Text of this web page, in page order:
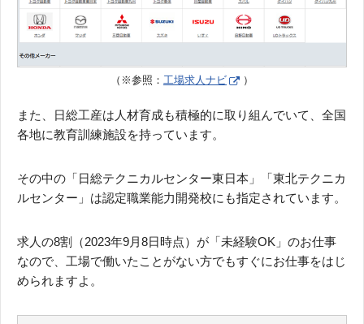
（※参照： 工場求人ナビ ）
また、日総工産は人材育成も積極的に取り組んでいて、全国
各地に教育訓練施設を持っています。
その中の「日総テクニカルセンター東日本」「東北テクニカ
ルセンター」は認定職業能力開発校にも指定されています。
求人の8割（2023年9月8日時点）が「未経験OK」のお仕事
なので、工場で働いたことがない方でもすぐにお仕事をはじ
められますよ。